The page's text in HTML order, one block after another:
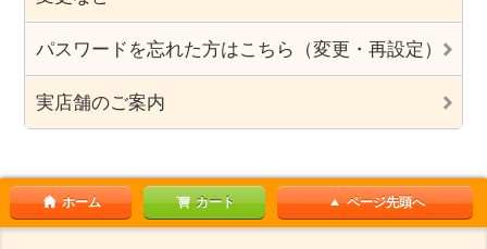
パスワードを忘れた方はこちら（変更・再設定）
実店舗のご案内
ホーム カート ページ先頭へ